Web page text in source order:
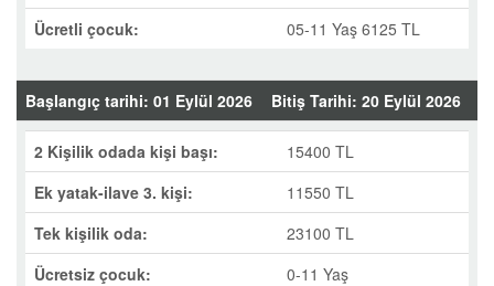
Ücretli çocuk:
05-11 Yaş 6125 TL
Başlangıç tarihi: 01 Eylül 2026 Bitiş Tarihi: 20 Eylül 2026
2 Kişilik odada kişi başı:
15400 TL
Ek yatak-ilave 3. kişi:
11550 TL
Tek kişilik oda:
23100 TL
Ücretsiz çocuk:
0-11 Yaş